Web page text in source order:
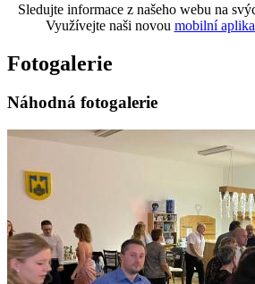
Sledujte informace z našeho webu na
Využívejte naši novou mobilní
Fotogalerie
Náhodná fotogalerie